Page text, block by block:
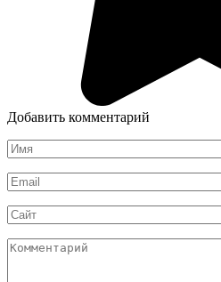
Добавить комментарий
Имя
*
Email
*
Сайт
Комментарий